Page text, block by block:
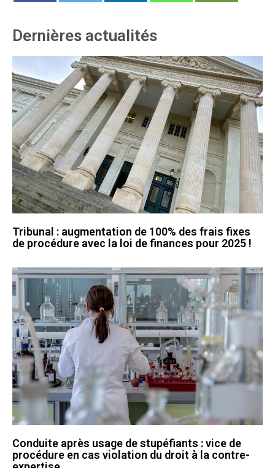
Dernières actualités
Tribunal : augmentation de 100% des frais fixes
de procédure avec la loi de finances pour 2025 !
Conduite après usage de stupéfiants : vice de
procédure en cas violation du droit à la contre-